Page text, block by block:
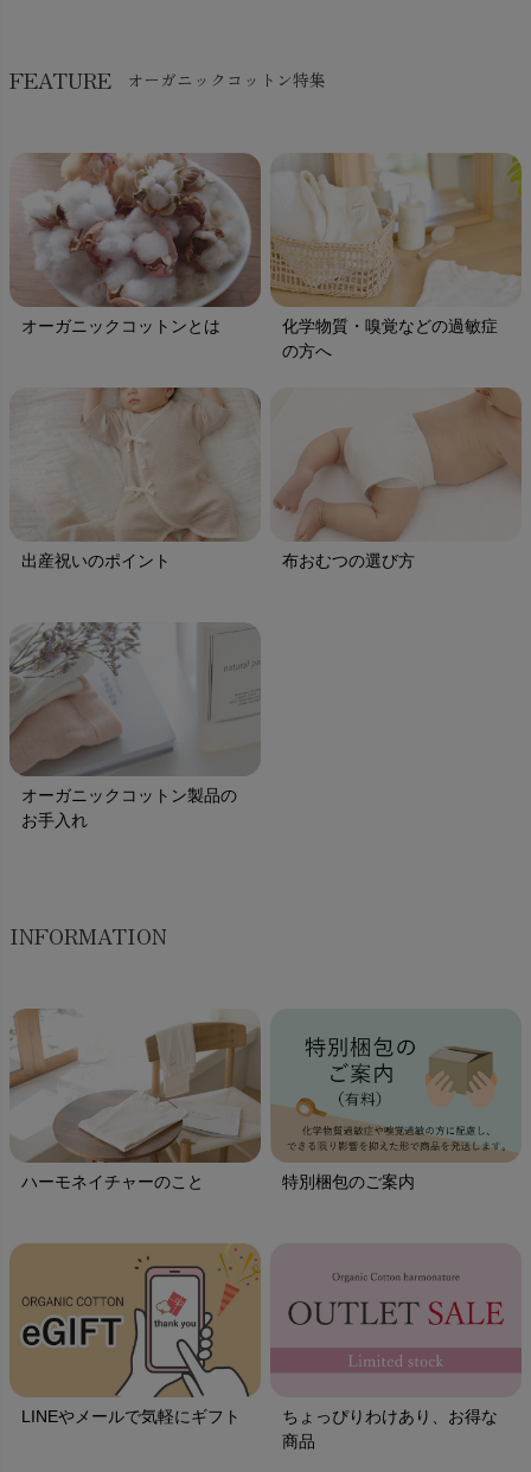
FEATURE オーガニックコットン特集
オーガニックコットンとは
化学物質・嗅覚などの過敏症
の方へ
出産祝いのポイント 布おむつの選び方
オーガニックコットン製品の
お手入れ
INFORMATION
ハーモネイチャーのこと 特別梱包のご案内
LINEやメールで気軽にギフト
ちょっぴりわけあり、お得な
商品